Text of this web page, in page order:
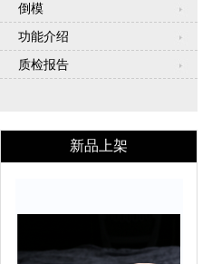
倒模
功能介绍
质检报告
新品上架